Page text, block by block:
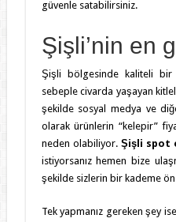
güvenle satabilirsiniz.
Şişli’nin en
Şişli bölgesinde kaliteli bir
sebeple civarda yaşayan
şekilde sosyal medya ve
olarak ürünlerin “kelepir”
neden olabiliyor. Şişli spot
istiyorsanız hemen bize
şekilde sizlerin bir kademe ön
Tek yapmanız gereken şey